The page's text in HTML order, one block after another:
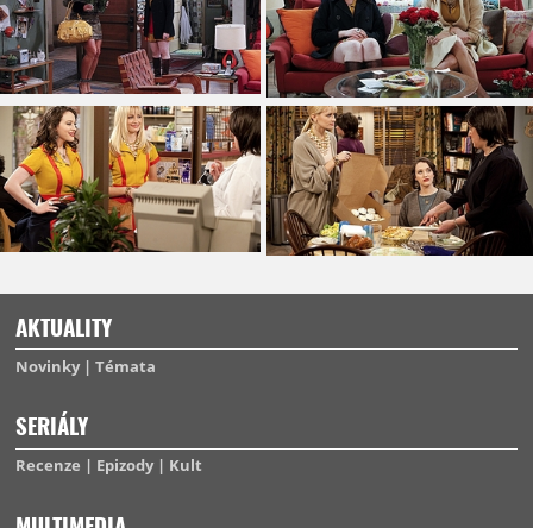
AKTUALITY
Novinky Témata
SERIÁLY
Recenze Epizody Kult